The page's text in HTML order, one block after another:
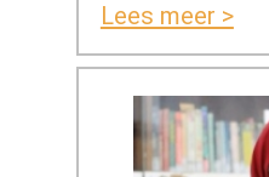
Lees meer >